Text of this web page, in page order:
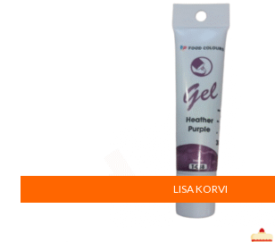
LISA KORVI